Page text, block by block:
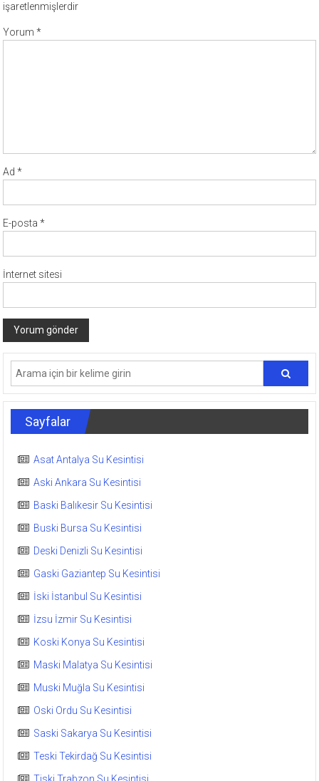
işaretlenmişlerdir
Yorum*
Ad*
E-posta*
İnternet sitesi
Sayfalar
Asat Antalya Su Kesintisi
Aski Ankara Su Kesintisi
Baski Balıkesir Su Kesintisi
Buski Bursa Su Kesintisi
Deski Denizli Su Kesintisi
Gaski Gaziantep Su Kesintisi
İski İstanbul Su Kesintisi
İzsu İzmir Su Kesintisi
Koski Konya Su Kesintisi
Maski Malatya Su Kesintisi
Muski Muğla Su Kesintisi
Oski Ordu Su Kesintisi
Saski Sakarya Su Kesintisi
Teski Tekirdağ Su Kesintisi